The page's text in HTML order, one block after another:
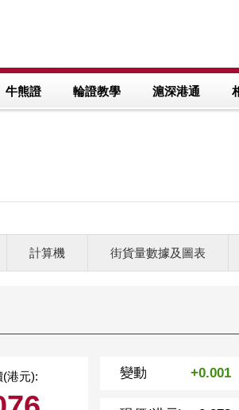
牛熊證 輪證教學 滬深港通
計算機 街貨量數據及圖表
(港元): 變動 +0.001